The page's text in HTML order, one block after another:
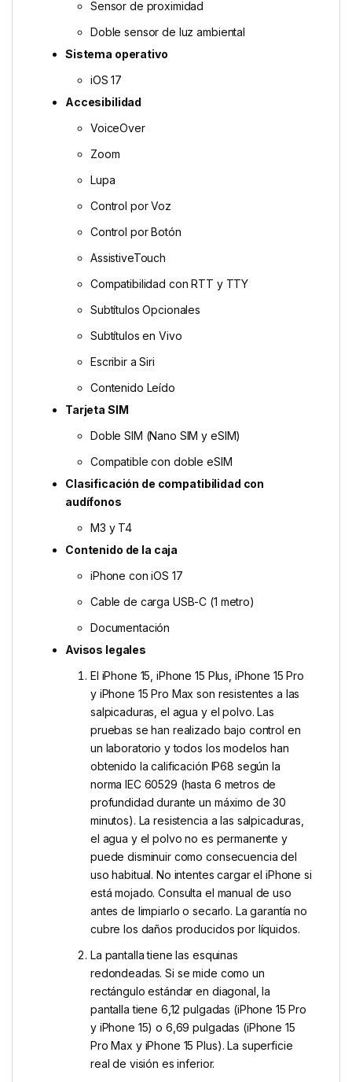
Sensor de proximidad
Doble sensor de luz ambiental
Sistema operativo
iOS 17
Accesibilidad
VoiceOver
Zoom
Lupa
Control por Voz
Control por Botón
AssistiveTouch
Compatibilidad con RTT y TTY
Subtítulos Opcionales
Subtítulos en Vivo
Escribir a Siri
Contenido Leído
Tarjeta SIM
Doble SIM (Nano SIM y eSIM)
Compatible con doble eSIM
Clasificación de compati­bilidad con
audífonos
M3 y T4
Contenido de la caja
iPhone con iOS 17
Cable de carga USB-C (1 metro)
Documentación
Avisos legales
El iPhone 15, iPhone 15 Plus, iPhone 15 Pro
y iPhone 15 Pro Max son resistentes a las
salpicaduras, el agua y el polvo. Las
pruebas se han realizado bajo control en
un laboratorio y todos los modelos han
obtenido la calificación IP68 según la
norma IEC 60529 (hasta 6 metros de
profundidad durante un máximo de 30
minutos). La resistencia a las salpicaduras,
el agua y el polvo no es permanente y
puede disminuir como consecuencia del
uso habitual. No intentes cargar el iPhone si
está mojado. Consulta el manual de uso
antes de limpiarlo o secarlo. La garantía no
cubre los daños producidos por líquidos.
La pantalla tiene las esquinas
redondeadas. Si se mide como un
rectángulo estándar en diagonal, la
pantalla tiene 6,12 pulgadas (iPhone 15 Pro
y iPhone 15) o 6,69 pulgadas (iPhone 15
Pro Max y iPhone 15 Plus). La superficie
real de visión es inferior.